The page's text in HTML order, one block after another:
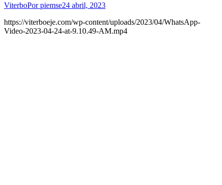
ViterboPorpiemse24 abril, 2023
https://viterboeje.com/wp-content/uploads/2023/04/WhatsApp-
Video-2023-04-24-at-9.10.49-AM.mp4